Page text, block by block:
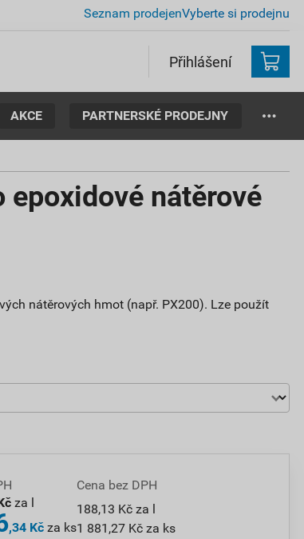
Seznam prodejenVyberte si prodejnu
Přihlášení
AKCE PARTNERSKÉ PRODEJNY
epoxidové nátěrové
nátěrových hmot (např. PX200). Lze použít
za l
,34 Kč za ks
Cena bez DPH
188,13 Kč za l
1 881,27 Kč za ks